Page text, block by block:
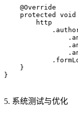
    @Override
protected
        http
    }
}
5. 系统测试与优化